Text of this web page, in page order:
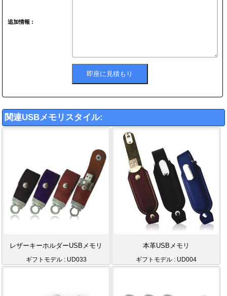
追加情報 :
関連USBメモリスタイル:
レザーキーホルダーUSBメモリ
ギフトモデル : UD033
本革USBメモリ
ギフトモデル : UD004